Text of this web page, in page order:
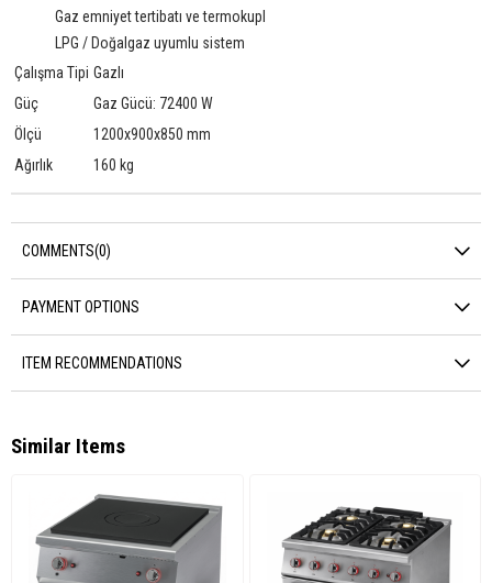
Gaz emniyet tertibatı ve termokupl
LPG / Doğalgaz uyumlu sistem
Çalışma Tipi Gazlı
Güç
Gaz Gücü: 72400 W
Ölçü
1200x900x850 mm
Ağırlık
160 kg
COMMENTS(0)
PAYMENT OPTIONS
ITEM RECOMMENDATIONS
Similar Items